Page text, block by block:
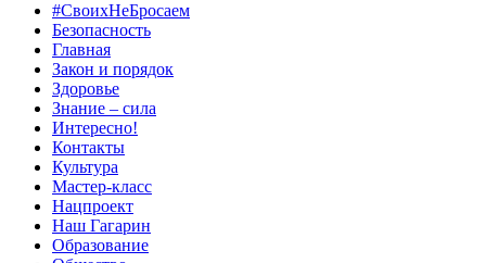
#СвоихНеБросаем
Безопасность
Главная
Закон и порядок
Здоровье
Знание – сила
Интересно!
Контакты
Культура
Мастер-класс
Нацпроект
Наш Гагарин
Образование